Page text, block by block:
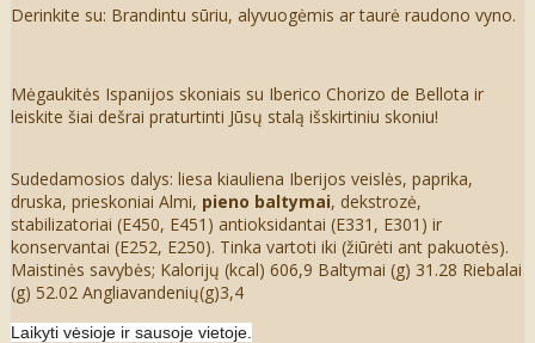
Derinkite su: Brandintu sūriu, alyvuogėmis ar taurė raudono vyno.
Mėgaukitės Ispanijos skoniais su Iberico Chorizo de Bellota ir
leiskite šiai dešrai praturtinti Jūsų stalą išskirtiniu skoniu!
Sudedamosios dalys: liesa kiauliena Iberijos veislės, paprika,
druska, prieskoniai Almi, pieno baltymai, dekstrozė,
stabilizatoriai (E450, E451) antioksidantai (E331, E301) ir
konservantai (E252, E250). Tinka vartoti iki (žiūrėti ant pakuotės).
Maistinės savybės; Kalorijų (kcal) 606,9 Baltymai (g) 31.28 Riebalai
(g) 52.02 Angliavandenių(g)3,4
Laikyti vėsioje ir sausoje vietoje.